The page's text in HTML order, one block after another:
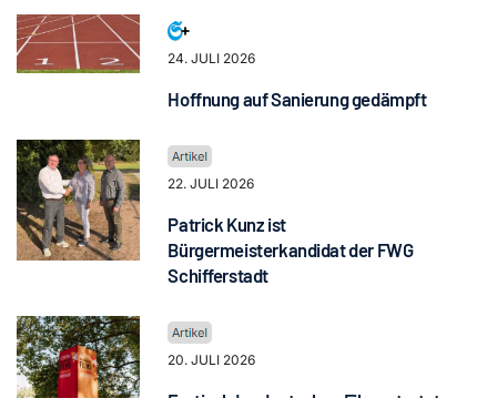
24. JULI 2026
Hoffnung auf Sanierung gedämpft
22. JULI 2026
Patrick Kunz ist
Bürgermeisterkandidat der FWG
Schifferstadt
20. JULI 2026